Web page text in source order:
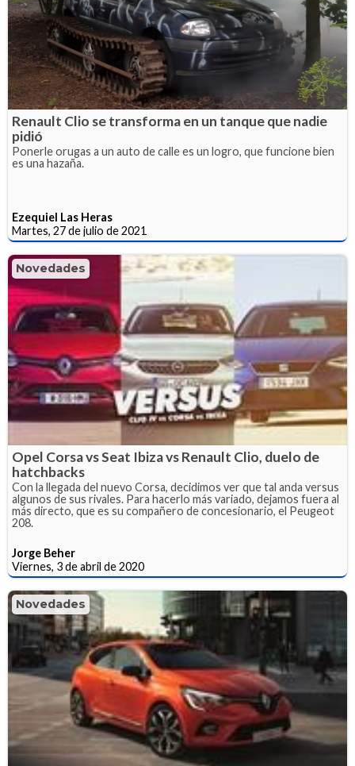
Renault Clio se transforma en un tanque que nadie
pidió
Ponerle orugas a un auto de calle es un logro, que funcione bien
es una hazaña.
Ezequiel Las Heras
Martes, 27 de julio de 2021
Novedades
Opel Corsa vs Seat Ibiza vs Renault Clio, duelo de
hatchbacks
Con la llegada del nuevo Corsa, decidimos ver que tal anda versus
algunos de sus rivales. Para hacerlo más variado, dejamos fuera al
más directo, que es su compañero de concesionario, el Peugeot
208.
Jorge Beher
Viernes, 3 de abril de 2020
Novedades